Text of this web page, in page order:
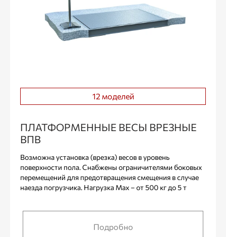
12 моделей
ПЛАТФОРМЕННЫЕ ВЕСЫ ВРЕЗНЫЕ
ВПВ
Возможна установка (врезка) весов в уровень
поверхности пола. Снабжены ограничителями боковых
перемещений для предотвращения смещения в случае
наезда погрузчика. Нагрузка Max – от 500 кг до 5 т
Подробно